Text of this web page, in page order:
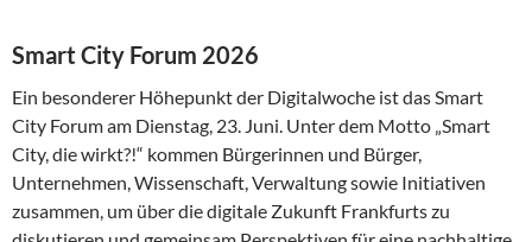
Smart City Forum 2026
Ein besonderer Höhepunkt der Digitalwoche ist das Smart
City Forum am Dienstag, 23. Juni. Unter dem Motto „Smart
City, die wirkt?!“ kommen Bürgerinnen und Bürger,
Unternehmen, Wissenschaft, Verwaltung sowie Initiativen
zusammen, um über die digitale Zukunft Frankfurts zu